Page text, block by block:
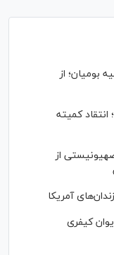
بومیان؛ از
کمیته
از
آمریکا
کیفری